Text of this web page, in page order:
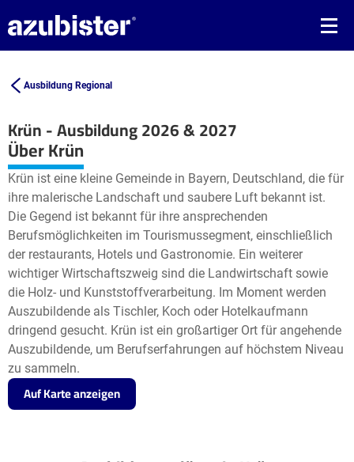
Ausbildung Regional
Krün - Ausbildung 2026 & 2027
+
−
Leaflet| © OpenStreetMap2
Über Krün
Krün ist eine kleine Gemeinde in Bayern, Deutschland, die für
ihre malerische Landschaft und saubere Luft bekannt ist.
Die Gegend ist bekannt für ihre ansprechenden
Berufsmöglichkeiten im Tourismussegment, einschließlich
der restaurants, Hotels und Gastronomie. Ein weiterer
wichtiger Wirtschaftszweig sind die Landwirtschaft sowie
die Holz- und Kunststoffverarbeitung. Im Moment werden
Auszubildende als Tischler, Koch oder Hotelkaufmann
dringend gesucht. Krün ist ein großartiger Ort für angehende
Auszubildende, um Berufserfahrungen auf höchstem Niveau
zu sammeln.
Auf Karte anzeigen